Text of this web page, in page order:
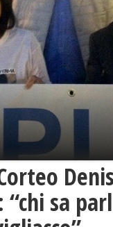
“chi sa